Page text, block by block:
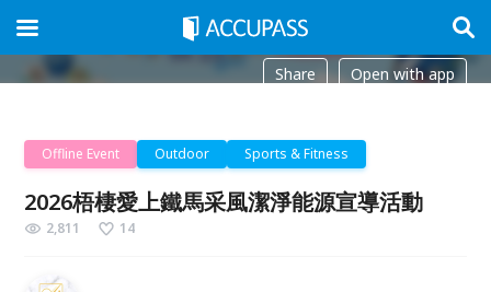
Share Open with app
Offline Event Outdoor Sports & Fitness
2026梧棲愛上鐵馬采風潔淨能源宣導活動
2,811 14